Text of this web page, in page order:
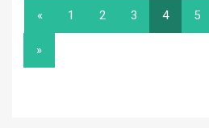
« 1 2 3 4 5
»